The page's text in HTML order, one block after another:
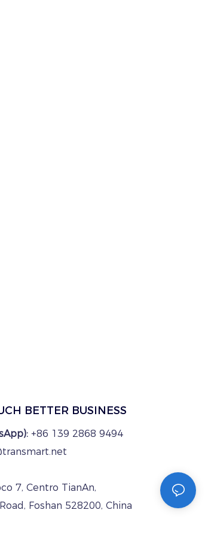
BETTER BUSINESS
+86 139 2868 9494
7, Centro TianAn,
Foshan 528200, China